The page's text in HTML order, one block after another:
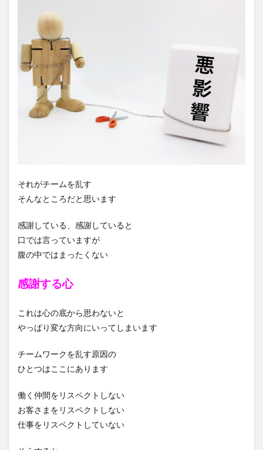
それがチームを乱す
そんなところだと思います
感謝している、感謝していると
口では言っていますが
腹の中ではまったくない
感謝する心
これは心の底から思わないと
やっぱり変な方向にいってしまいます
チームワークを乱す原因の
ひとつはここにあります
働く仲間をリスペクトしない
お客さまをリスペクトしない
仕事をリスペクトしていない